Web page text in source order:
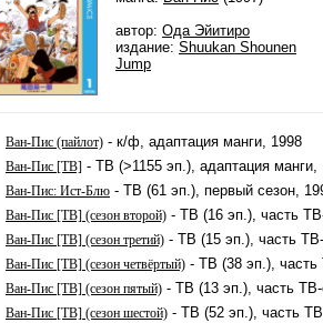
автор: Ода Эйитиро
издание: Shuukan Shounen
Jump
Ван-Пис (пайлот) - к/ф, адаптация манги, 1998
Ван-Пис [ТВ] - ТВ (>1155 эп.), адаптация манги,
Ван-Пис: Ист-Блю - ТВ (61 эп.), первый сезон,
Ван-Пис [ТВ] (сезон второй) - ТВ (16 эп.), часть
Ван-Пис [ТВ] (сезон третий) - ТВ (15 эп.), часть
Ван-Пис [ТВ] (сезон четвёртый) - ТВ (38 эп.),
Ван-Пис [ТВ] (сезон пятый) - ТВ (13 эп.), часть
Ван-Пис [ТВ] (сезон шестой) - ТВ (52 эп.), часть